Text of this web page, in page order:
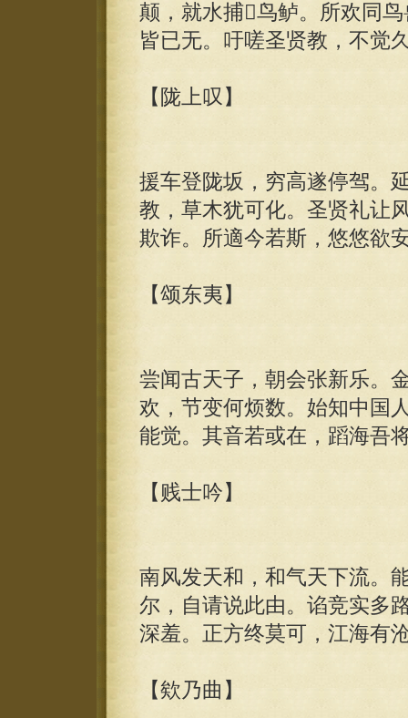
颠，就水捕鸟鲈。所欢同
皆已无。吁嗟圣贤教，不觉
【陇上叹】
援车登陇坂，穷高遂停驾。
教，草木犹可化。圣贤礼让
欺诈。所適今若斯，悠悠欲
【颂东夷】
尝闻古天子，朝会张新乐。
欢，节变何烦数。始知中国
能觉。其音若或在，蹈海吾
【贱士吟】
南风发天和，和气天下流。
尔，自请说此由。谄竞实多
深羞。正方终莫可，江海有
【欸乃曲】